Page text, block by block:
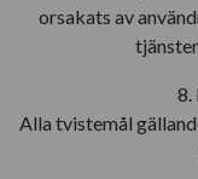
orsakats av
8.
Alla tvistemål